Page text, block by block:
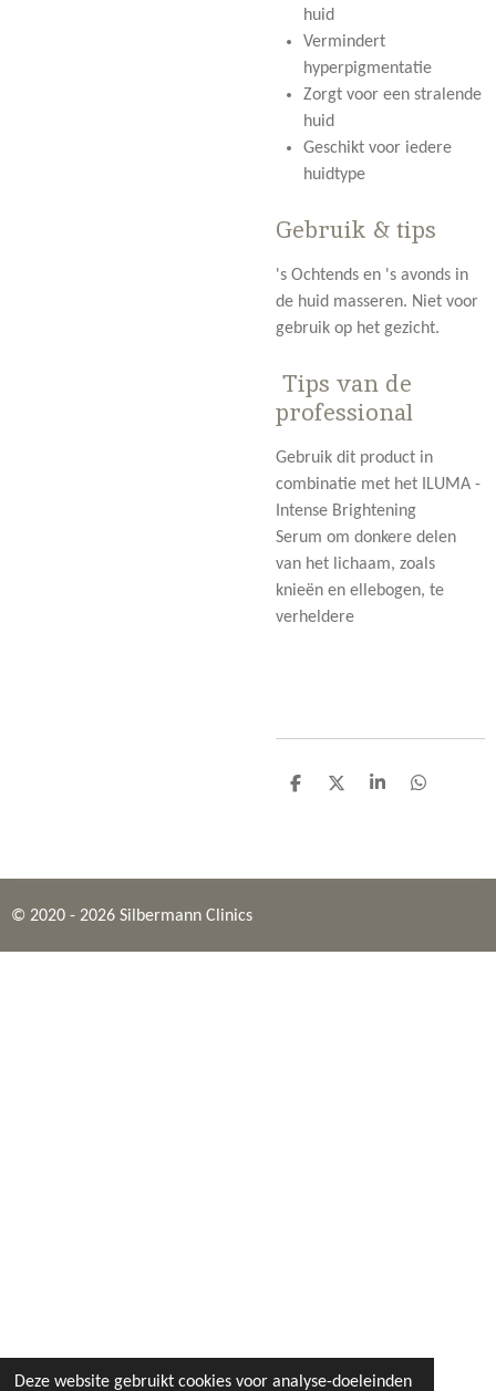
Deze website gebruikt cookies voor analyse-doeleinden
huid
Vermindert
hyperpigmentatie
Zorgt voor een stralende
huid
Geschikt voor iedere
huidtype
Gebruik & tips
's Ochtends en 's avonds in
de huid masseren. Niet voor
gebruik op het gezicht.
Tips van de
professional
Gebruik dit product in
combinatie met het ILUMA -
Intense Brightening
Serum om donkere delen
van het lichaam, zoals
knieën en ellebogen, te
verheldere
D
D
S
D
© 2020 - 2026 Silbermann Clinics